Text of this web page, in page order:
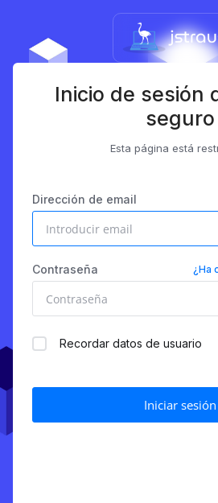
Inicio de sesión
seguro
Esta página está
Dirección de email
Contraseña ¿Ha
Recordar datos de usuario